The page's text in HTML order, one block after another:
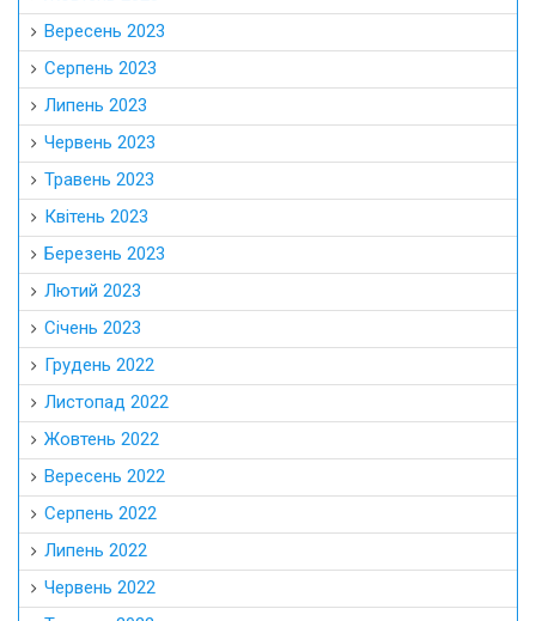
Вересень 2023
Серпень 2023
Липень 2023
Червень 2023
Травень 2023
Квітень 2023
Березень 2023
Лютий 2023
Січень 2023
Грудень 2022
Листопад 2022
Жовтень 2022
Вересень 2022
Серпень 2022
Липень 2022
Червень 2022